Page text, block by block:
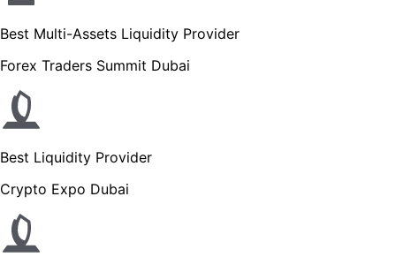
Best Multi-Assets Liquidity Provider
Forex Traders Summit Dubai
Best Liquidity Provider
Crypto Expo Dubai